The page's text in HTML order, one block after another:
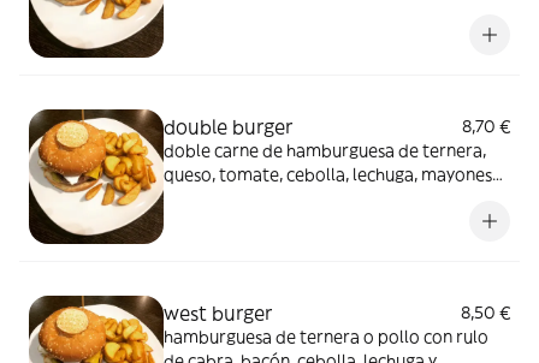
double burger
8,70 €
doble carne de hamburguesa de ternera,
queso, tomate, cebolla, lechuga, mayonesa
west burger
8,50 €
hamburguesa de ternera o pollo con rulo